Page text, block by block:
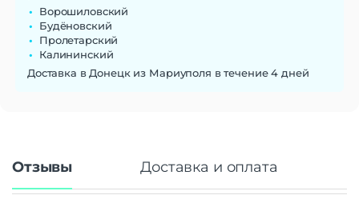
Ворошиловский
Будёновский
Пролетарский
Калининский
Доставка в Донецк из Мариуполя в течение 4 дней
Отзывы Доставка и оплата